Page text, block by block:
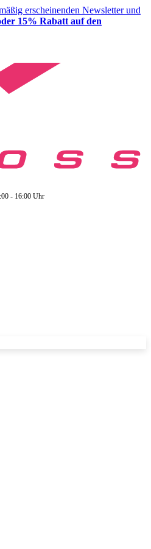
erscheinenden Newsletter und
15% Rabatt auf den
- 16:00 Uhr